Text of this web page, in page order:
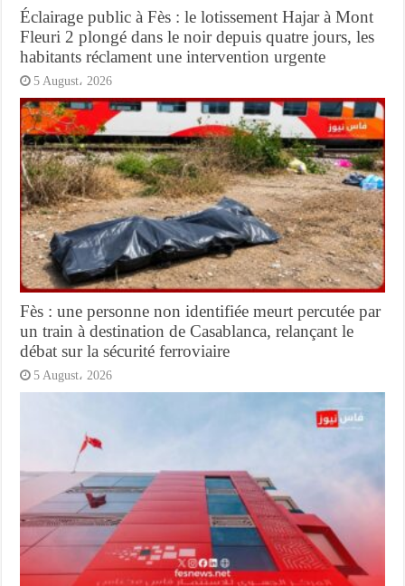
Éclairage public à Fès : le lotissement Hajar à Mont
Fleuri 2 plongé dans le noir depuis quatre jours, les
habitants réclament une intervention urgente
5 August، 2026
Fès : une personne non identifiée meurt percutée par
un train à destination de Casablanca, relançant le
débat sur la sécurité ferroviaire
5 August، 2026